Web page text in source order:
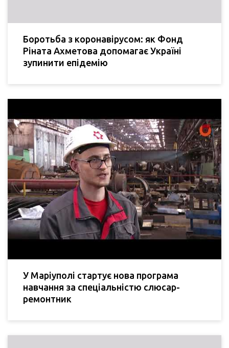
Боротьба з коронавірусом: як Фонд
Ріната Ахметова допомагає Україні
зупинити епідемію
У Маріуполі стартує нова програма
навчання за спеціальністю слюсар-
ремонтник